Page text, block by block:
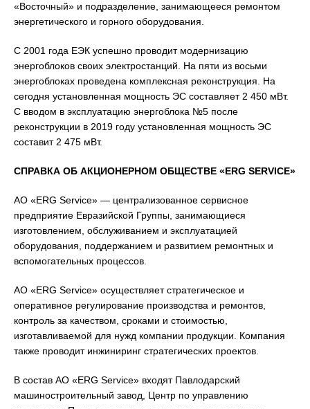
«Восточный» и подразделение, занимающееся ремонтом
энергетического и горного оборудования.
С 2001 года ЕЭК успешно проводит модернизацию
энергоблоков своих электростанций. На пяти из восьми
энергоблоках проведена комплексная реконструкция. На
сегодня установленная мощность ЭС составляет 2 450 мВт.
С вводом в эксплуатацию энергоблока №5 после
реконструкции в 2019 году установленная мощность ЭС
составит 2 475 мВт.
СПРАВКА ОБ AКЦИОНЕРНОМ ОБЩЕСТВЕ «ERG SERVICE»
АО «ERG Service» — централизованное сервисное
предприятие Евразийской Группы, занимающиеся
изготовлением, обслуживанием и эксплуатацией
оборудования, поддержанием и развитием ремонтных и
вспомогательных процессов.
АО «ERG Service» осуществляет стратегическое и
оперативное регулирование производства и ремонтов,
контроль за качеством, сроками и стоимостью,
изготавливаемой для нужд компании продукции. Компания
также проводит инжиниринг стратегических проектов.
В состав АО «ERG Service» входят Павлодарский
машиностроительный завод, Центр по управлению